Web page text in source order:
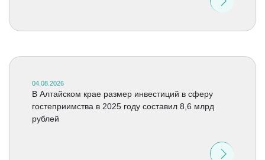
04.08.2026
В Алтайском крае размер инвестиций в сферу
гостеприимства в 2025 году составил 8,6 млрд
рублей